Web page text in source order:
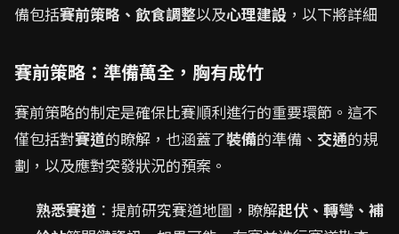
備包括賽前策略、飲食調整以及心理建設 ，以下將詳細
賽前策略：準備萬全，胸有成竹
賽前策略的制定是確保比賽順利進行的重要環節。這不
僅包括對賽道的瞭解，也涵蓋了裝備的準備、 交通的規
劃，以及應對突發狀況的預案。
熟悉賽道 ：提前研究賽道地圖，瞭解起伏、轉彎、補